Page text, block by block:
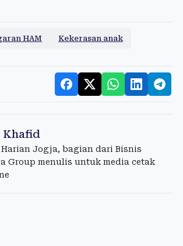
HAM Kekerasan anak
Jogja, bagian dari Bisnis
Group menulis untuk media cetak